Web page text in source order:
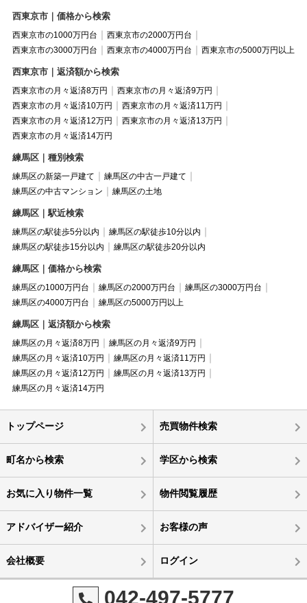
西東京市｜価格から検索
西東京市の1000万円台
西東京市の2000万円台
西東京市の3000万円台
西東京市の4000万円台 西東京市の5000万円以上
西東京市｜返済額から検索
西東京市の月々返済8万円
西東京市の月々返済9万円
西東京市の月々返済10万円
西東京市の月々返済11万円
西東京市の月々返済12万円
西東京市の月々返済13万円
西東京市の月々返済14万円
練馬区｜種別検索
練馬区の新築一戸建て
練馬区の中古一戸建て
練馬区の中古マンション
練馬区の土地
練馬区｜駅近検索
練馬区の駅徒歩5分以内
練馬区の駅徒歩10分以内
練馬区の駅徒歩15分以内
練馬区の駅徒歩20分以内
練馬区｜価格から検索
練馬区の1000万円台 練馬区の2000万円台
練馬区の3000万円台
練馬区の4000万円台
練馬区の5000万円以上
練馬区｜返済額から検索
練馬区の月々返済8万円
練馬区の月々返済9万円
練馬区の月々返済10万円
練馬区の月々返済11万円
練馬区の月々返済12万円
練馬区の月々返済13万円
練馬区の月々返済14万円
トップページ 売買物件検索
町名から検索 学区から検索
お気に入り物件一覧 物件閲覧履歴
アドバイザー紹介 お客様の声
会社概要 ログイン
042-497-5777